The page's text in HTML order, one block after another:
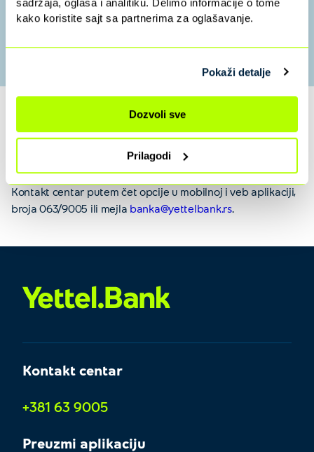
sadržaja, oglasa i analitiku. Delimo informacije o tome
kako koristite sajt sa partnerima za oglašavanje.
Pokaži detalje
Dozvoli sve
Prilagodi
Pristup Air Serbia salonu na beogradskom
uvek možete podneti zahtev za gašenje tekućeg računa
putem Yettel Bank veb aplikacije na putanji Moja
Banka/Zatvaranje računa, ili na kontaktiranjem našeg
Kontakt centar putem čet opcije u mobilnoj i veb aplikaciji,
broja 063/9005 ili mejla banka@yettelbank.rs.
Kontakt centar
+381 63 9005
Preuzmi aplikaciju